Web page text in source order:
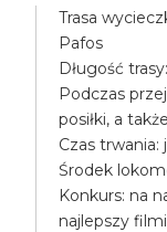
Trasa
Pafos
Długość
Podczas
posiłki, a
Czas
Środek
Konkurs: na
najlepszy